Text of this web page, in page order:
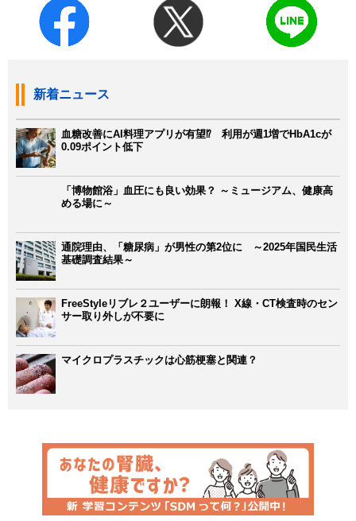
新着ニュース
血糖改善にAI料理アプリが有望⁉ 利用が週1増でHbA1cが
0.09ポイント低下
「博物館浴」血圧にも良い効果？ ～ミュージアム、健康高
める場に～
通院理由、「糖尿病」が男性の第2位に ～2025年国民生活
基礎調査結果～
FreeStyleリブレ２ユーザーに朗報！ X線・CT検査時のセン
サー取り外しが不要に
マイクロプラスチックは心筋梗塞と関連？